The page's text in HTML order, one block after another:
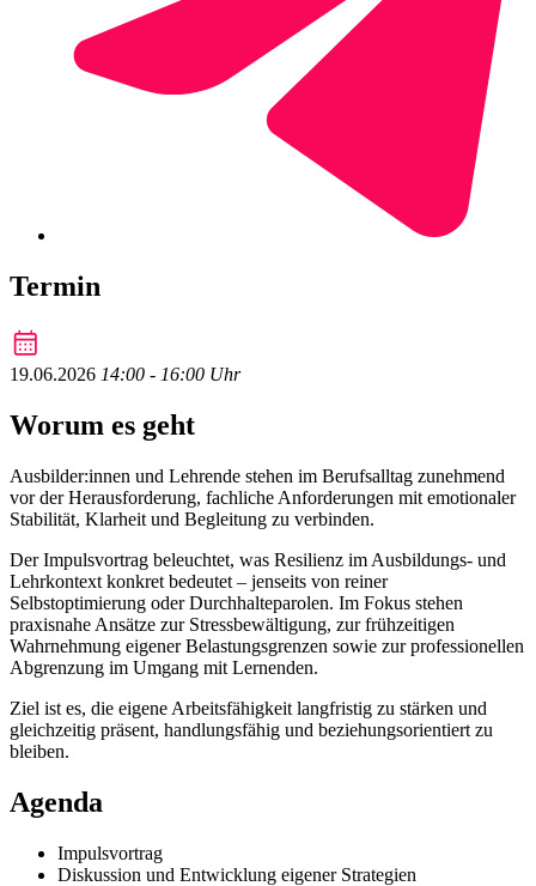
Termin
19.06.2026 14:00 ‐ 16:00 Uhr
Worum es geht
Ausbilder:innen und Lehrende stehen im Berufsalltag zunehmend
vor der Herausforderung, fachliche Anforderungen mit emotionaler
Stabilität, Klarheit und Begleitung zu verbinden.
Der Impulsvortrag beleuchtet, was Resilienz im Ausbildungs- und
Lehrkontext konkret bedeutet – jenseits von reiner
Selbstoptimierung oder Durchhalteparolen. Im Fokus stehen
praxisnahe Ansätze zur Stressbewältigung, zur frühzeitigen
Wahrnehmung eigener Belastungsgrenzen sowie zur professionellen
Abgrenzung im Umgang mit Lernenden.
Ziel ist es, die eigene Arbeitsfähigkeit langfristig zu stärken und
gleichzeitig präsent, handlungsfähig und beziehungsorientiert zu
bleiben.
Agenda
Impulsvortrag
Diskussion und Entwicklung eigener Strategien